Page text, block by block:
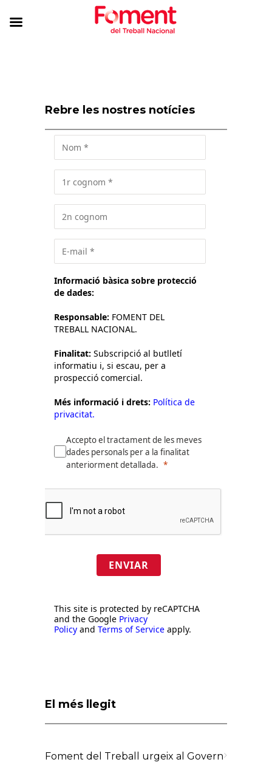
Rebre les nostres notícies
Informació bàsica sobre protecció
de dades:
Responsable: FOMENT DEL
TREBALL NACIONAL.
Finalitat: Subscripció al butlletí
informatiu i, si escau, per a
prospecció comercial.
Més informació i drets: Política de
privacitat.
Accepto el tractament de les meves
dades personals per a la finalitat
anteriorment detallada.
ENVIAR
This site is protected by reCAPTCHA
and the Google Privacy
Policy and Terms of Service apply.
El més llegit
Foment del Treball urgeix al Govern